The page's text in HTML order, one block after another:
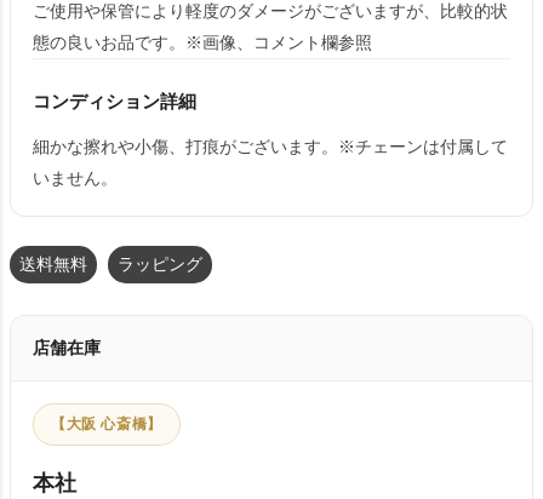
ご使用や保管により軽度のダメージがございますが、比較的状
態の良いお品です。※画像、コメント欄参照
コンディション詳細
細かな擦れや小傷、打痕がございます。※チェーンは付属して
いません。
送料無料 ラッピング
店舗在庫
【大阪 心斎橋】
本社